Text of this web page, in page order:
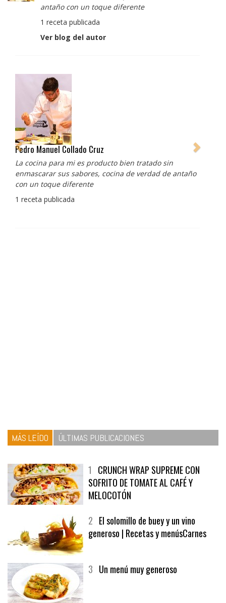
antaño con un toque diferente
1 receta publicada
Ver blog del autor
Pedro Manuel Collado Cruz
La cocina para mi es producto bien tratado sin
enmascarar sus sabores, cocina de verdad de antaño
con un toque diferente
1 receta publicada
MÁS LEÍDO ÚLTIMAS PUBLICACIONES
1 CRUNCH WRAP SUPREME CON
SOFRITO DE TOMATE AL CAFÉ Y
MELOCOTÓN
2 El solomillo de buey y un vino
generoso | Recetas y menúsCarnes
3 Un menú muy generoso